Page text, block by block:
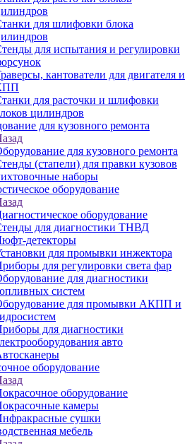
для шлифовки блока
для испытания и регулировки
кантователи для двигателя и
для расточки и шлифовки
цилиндров
для кузовного ремонта
для кузовного ремонта
(стапели) для правки кузовов
наборы
оборудование
оборудование
для диагностики ТНВД
детекторы
для промывки инжектора
для регулировки света фар
для диагностики
систем
для промывки АКПП и
для диагностики
авто
оборудование
оборудование
камеры
сушки
мебель